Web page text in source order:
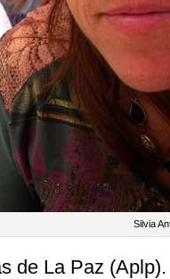
Silvia
de La Paz